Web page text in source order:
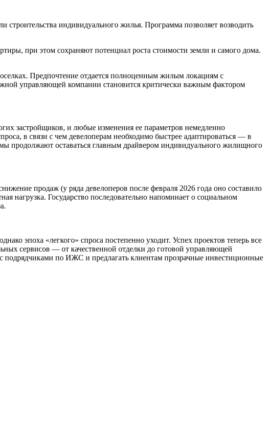
индивидуального жилья. Программа позволяет возводить
при этом сохраняют потенциал роста стоимости земли и самого дома.
Предпочтение отдается полноценным жилым локациям с
управляющей компании становится критически важным фактором
застройщиков, и любые изменения ее параметров немедленно
в связи с чем девелоперам необходимо быстрее адаптироваться — в
продолжают оставаться главным драйвером индивидуального жилищного
продаж (у ряда девелоперов после февраля 2026 года оно составило
нагрузка. Государство последовательно напоминает о социальном
эпоха «легкого» спроса постепенно уходит. Успех проектов теперь все
сервисов — от качественной отделки до готовой управляющей
подрядчиками по ИЖС и предлагать клиентам прозрачные инвестиционные